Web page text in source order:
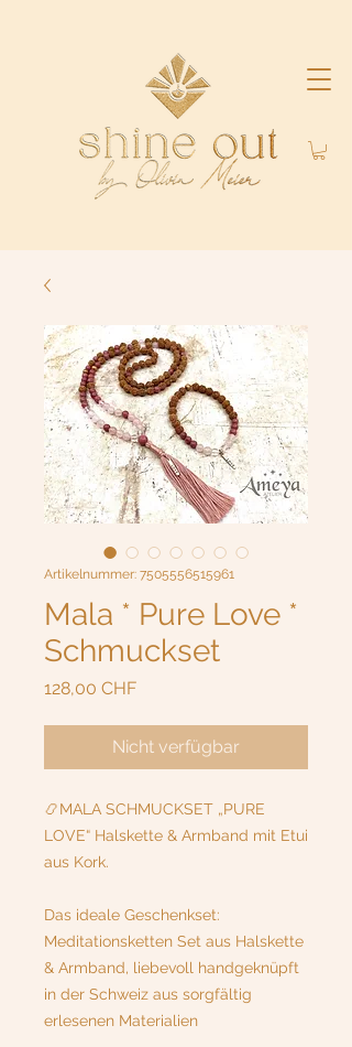
Artikelnummer: 7505556515961
Mala * Pure Love *
Schmuckset
128,00 CHFPreis
Nicht verfügbar
📿MALA SCHMUCKSET „PURE
LOVE“ Halskette & Armband mit Etui
aus Kork.
Das ideale Geschenkset:
Meditationsketten Set aus Halskette
& Armband, liebevoll handgeknüpft
in der Schweiz aus sorgfältig
erlesenen Materialien